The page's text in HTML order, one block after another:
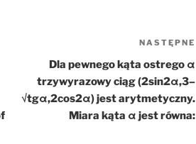
NASTĘPNE
Dla pewnego kąta ostrego α
trzywyrazowy ciąg (2sin2α,3–
√tgα,2cos2α) jest arytmetyczny.
Miara kąta α jest równa: